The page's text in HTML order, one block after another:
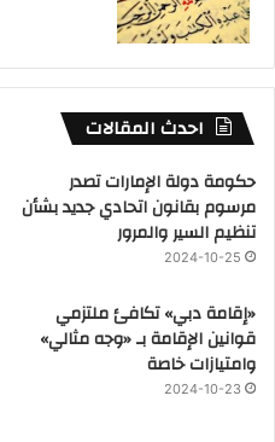
احدث المقالات
حكومة دولة الإمارات تصدر
مرسوم بقانون اتحادي جديد بشأن
تنظيم السير والمرور
2024-10-25
«إقامة دبي» تكافئ ملتزمي
قوانين الإقامة بـ «وجه مثالي»
وامتيازات خاصة
2024-10-23